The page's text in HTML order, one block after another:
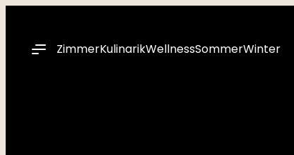
ZimmerKulinarikWellnessSommerWinter